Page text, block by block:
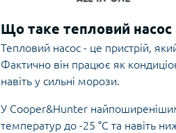
Що таке тепловий насос
Тепловий насос - це пристрій,
Фактично він працює як
навіть у сильні морози.
У Cooper&Hunter
температур до -25 °C та навіть